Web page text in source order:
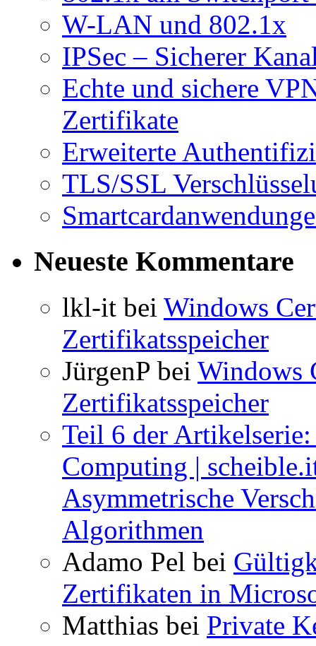
W-LAN und 802.1x
IPSec – Sicherer
Echte und sichere
Zertifikate
Erweiterte
TLS/SSL
Neueste Kommentare
lkl-it bei Windows
Zertifikatsspeicher
JürgenP bei Windows
Zertifikatsspeicher
Teil 6 der
Computing |
Asymmetrische
Algorithmen
Adamo Pel bei
Zertifikaten in
Matthias bei Private